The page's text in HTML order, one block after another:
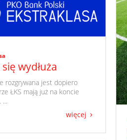
wydłuża
rozgrywana jest dopiero
ŁKS mają już na koncie
więcej